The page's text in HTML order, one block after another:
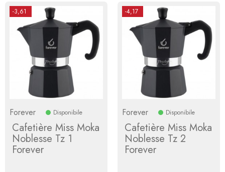
-3,61
Forever Disponibile
Cafetière Miss Moka
Noblesse Tz 1
Forever
-4,17
Forever Disponibile
Cafetière Miss Moka
Noblesse Tz 2
Forever